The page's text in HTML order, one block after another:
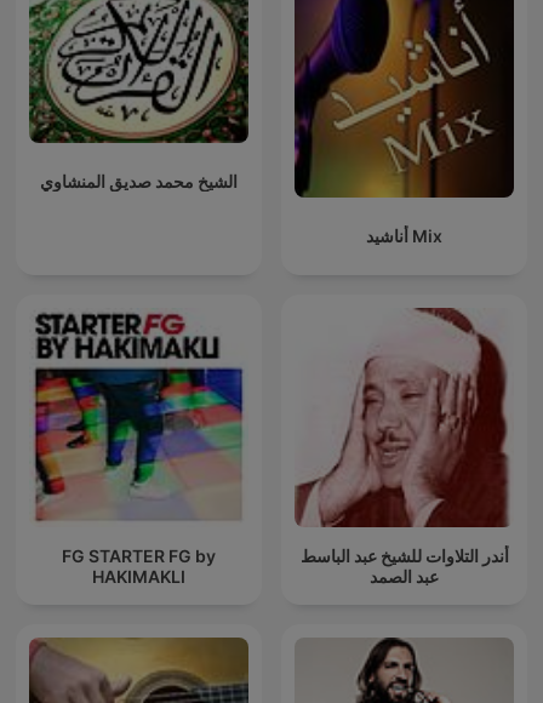
الشيخ محمد صديق المنشاوي
أناشيد Mix
FG STARTER FG by
HAKIMAKLI
أندر التلاوات للشيخ عبد الباسط
عبد الصمد